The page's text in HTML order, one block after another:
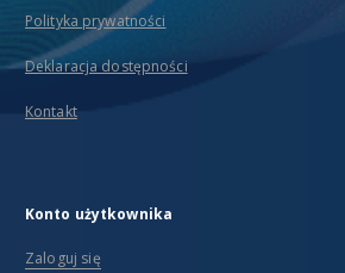
Polityka prywatności
Deklaracja dostępności
Kontakt
Konto użytkownika
Zaloguj się